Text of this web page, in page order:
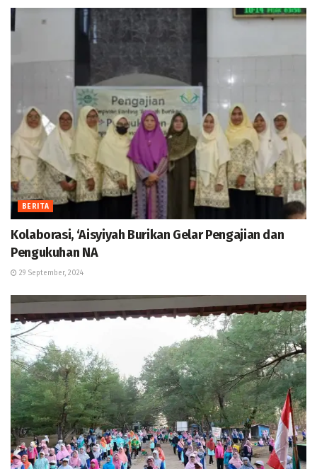
BERITA
Kolaborasi, ‘Aisyiyah Burikan Gelar Pengajian dan
Pengukuhan NA
29 September, 2024